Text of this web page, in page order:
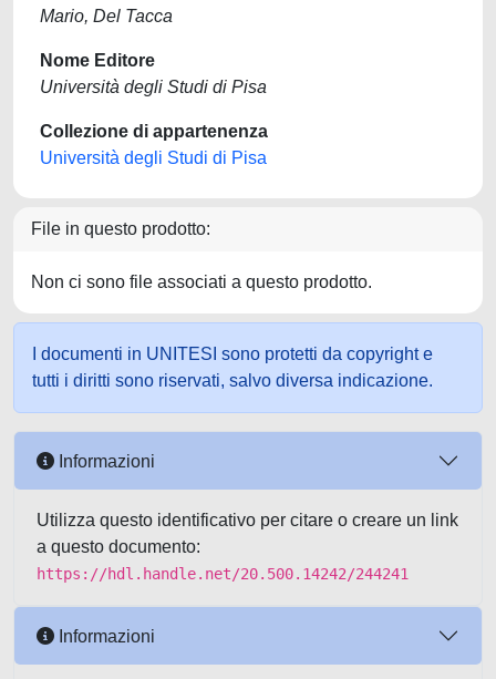
Mario, Del Tacca
Nome Editore
Università degli Studi di Pisa
Collezione di appartenenza
Università degli Studi di Pisa
File in questo prodotto:
Non ci sono file associati a questo prodotto.
I documenti in UNITESI sono protetti da copyright e
tutti i diritti sono riservati, salvo diversa indicazione.
Informazioni
Utilizza questo identificativo per citare o creare un link
a questo documento:
https://hdl.handle.net/20.500.14242/244241
Informazioni